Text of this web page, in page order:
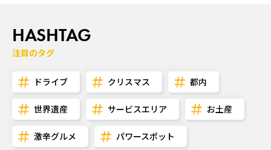
HASHTAG
注目のタグ
ドライブ クリスマス 都内
世界遺産 サービスエリア お土産
激辛グルメ パワースポット